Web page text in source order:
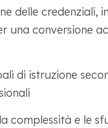
delle credenziali,
una conversione
di istruzione
complessità e le